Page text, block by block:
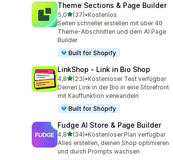
Theme Sections & Page Builder
5,0von 5 Sternen
(37)
37 Rezensionen insgesamt
•Kostenlos
Seiten schneller erstellen mit über 40
Theme-Abschnitten und dem AI Page
Builder
Built for Shopify
LinkShop ‑ Link in Bio Shop
4,8von 5 Sternen
(23)
23 Rezensionen insgesamt
•Kostenloser Test verfügbar
Deinen Link in der Bio in eine Storefront
mit Kauffunktion verwandeln
Built for Shopify
Fudge AI Store & Page Builder
4,8von 5 Sternen
(34)
34 Rezensionen insgesamt
•Kostenloser Plan verfügbar
Alles erstellen, deinen Shop optimieren
und durch Prompts wachsen